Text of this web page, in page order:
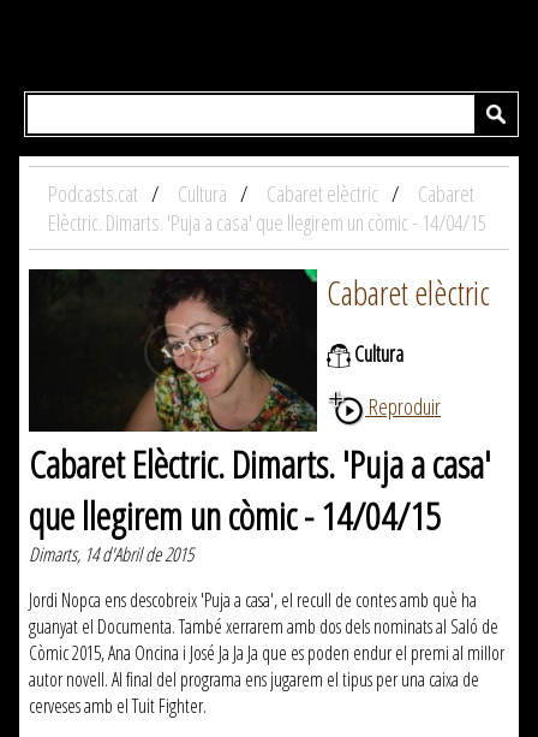
Podcasts.cat Cultura Cabaret elèctric
Cabaret
Elèctric. Dimarts. 'Puja a casa' que llegirem un còmic - 14/04/15
Cabaret elèctric
Cultura
Reproduir
Cabaret Elèctric. Dimarts. 'Puja a casa'
que llegirem un còmic - 14/04/15
Dimarts, 14 d'Abril de 2015
Jordi Nopca ens descobreix 'Puja a casa', el recull de contes amb què ha
guanyat el Documenta. També xerrarem amb dos dels nominats al Saló de
Còmic 2015, Ana Oncina i José Ja Ja Ja que es poden endur el premi al millor
autor novell. Al final del programa ens jugarem el tipus per una caixa de
cerveses amb el Tuit Fighter.